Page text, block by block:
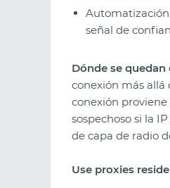
señal de
Dónde se
conexión más allá
conexión
sospechoso si la
de capa de radio
Use proxies